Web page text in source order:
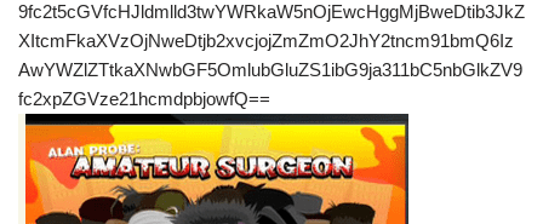
9fc2t5cGVfcHJldmlld3twYWRkaW5nOjEwcHggMjBweDtib3JkZ
XItcmFkaXVzOjNweDtjb2xvcjojZmZmO2JhY2tncm91bmQ6Iz
AwYWZlZTtkaXNwbGF5OmlubGluZS1ibG9ja311bC5nbGlkZV9
fc2xpZGVze21hcmdpbjowfQ==